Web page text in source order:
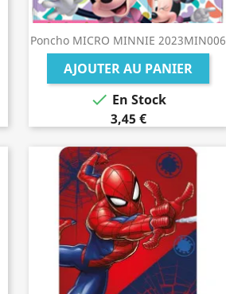
Poncho MICRO MINNIE 2023MIN006
AJOUTER AU PANIER
 En Stock
3,45 €